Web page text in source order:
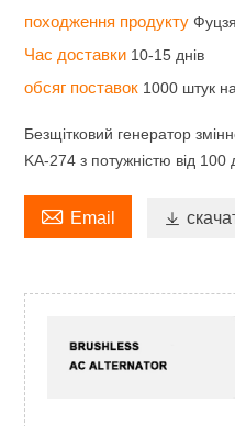
походження продукту
Час доставки 10-15 днів
обсяг поставок 1000 штук
Безщітковий генератор
KA-274 з потужністю від
 Email 